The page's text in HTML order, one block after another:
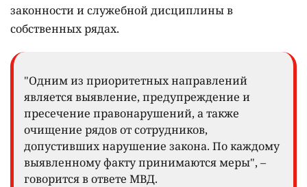
законности и служебной дисциплины в
собственных рядах.
"Одним из приоритетных направлений
является выявление, предупреждение и
пресечение правонарушений, а также
очищение рядов от сотрудников,
допустивших нарушение закона. По каждому
выявленному факту принимаются меры", –
говорится в ответе МВД.